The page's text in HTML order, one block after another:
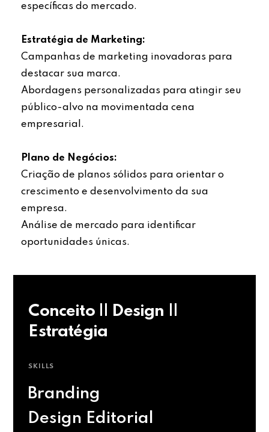
específicas do mercado.
Estratégia de Marketing:
Campanhas de marketing inovadoras para
destacar sua marca.
Abordagens personalizadas para atingir seu
público-alvo na movimentada cena
empresarial.
Plano de Negócios:
Criação de planos sólidos para orientar o
crescimento e desenvolvimento da sua
empresa.
Análise de mercado para identificar
oportunidades únicas.
Conceito || Design ||
Estratégia
SKILLS
Branding
Design Editorial